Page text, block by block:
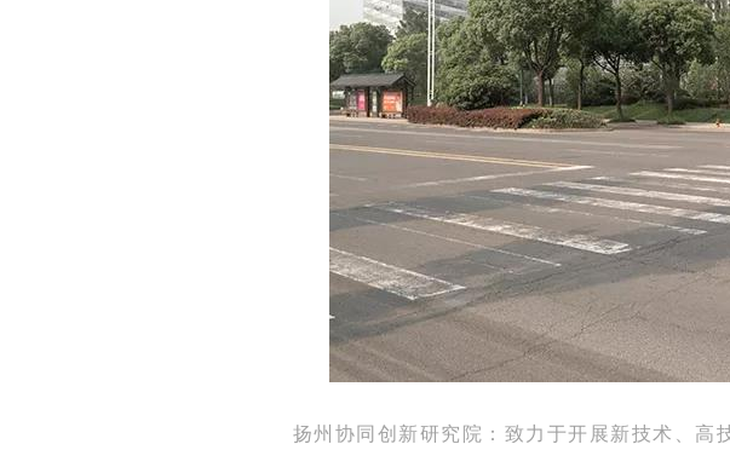
扬州协同创新研究院：致力于开展新技术、高